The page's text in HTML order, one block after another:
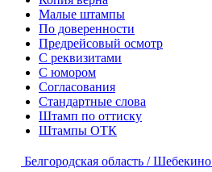
Малые штампы
По доверенности
Предрейсовый осмотр
С реквизитами
С юмором
Согласования
Стандартные слова
Штамп по оттиску
Штампы ОТК
Белгородская область / Шебекино